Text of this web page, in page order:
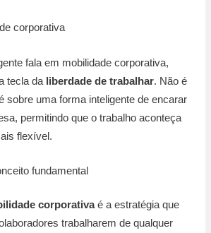
fala em mobilidade corporativa,
tecla da liberdade de trabalhar. Não é
sobre uma forma inteligente de encarar
permitindo que o trabalho aconteça
flexível.
fundamental
corporativaé a estratégia que
trabalharem de qualquer